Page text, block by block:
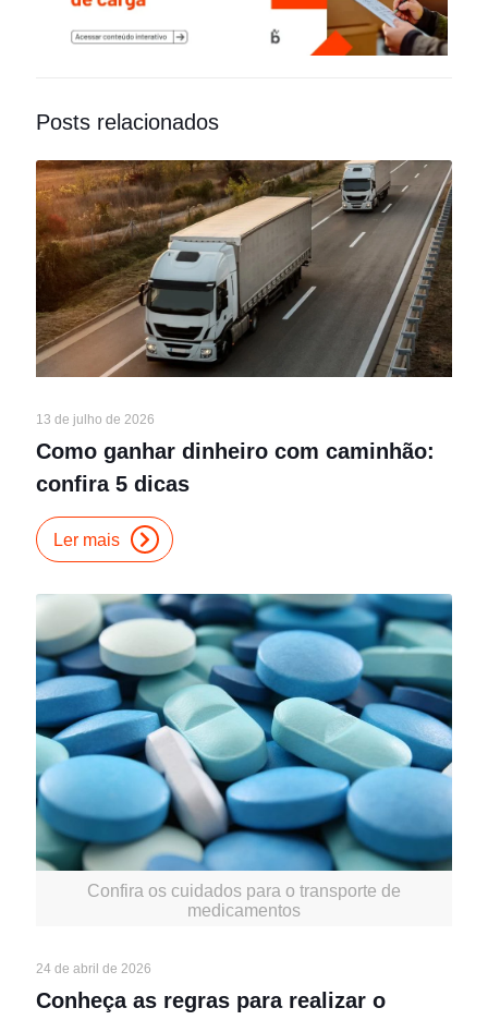
Posts relacionados
13 de julho de 2026
Como ganhar dinheiro com caminhão:
confira 5 dicas
Ler mais
Confira os cuidados para o transporte de
medicamentos
24 de abril de 2026
Conheça as regras para realizar o